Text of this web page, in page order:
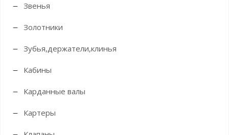
Звенья
Золотники
Зубья,держатели,клинья
Кабины
Карданные валы
Картеры